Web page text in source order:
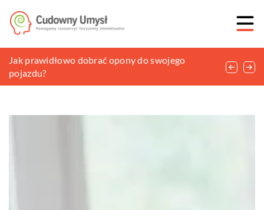
Dlaczego fotobudka to cudowne urozmaicenie
każdego przyjęcia?
Jak prawidłowo dobrać opony do swojego
pojazdu?
Jak przechowywać pościel, która aktualnie nie jest
w użytku?